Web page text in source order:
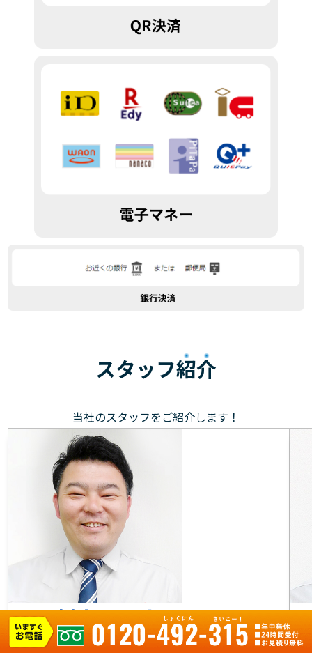
スタッフ紹介
当社のスタッフをご紹介します！
村上 マネージャー
元気で笑顔を大切に、お客様のもとへ駆けつけます！お 目